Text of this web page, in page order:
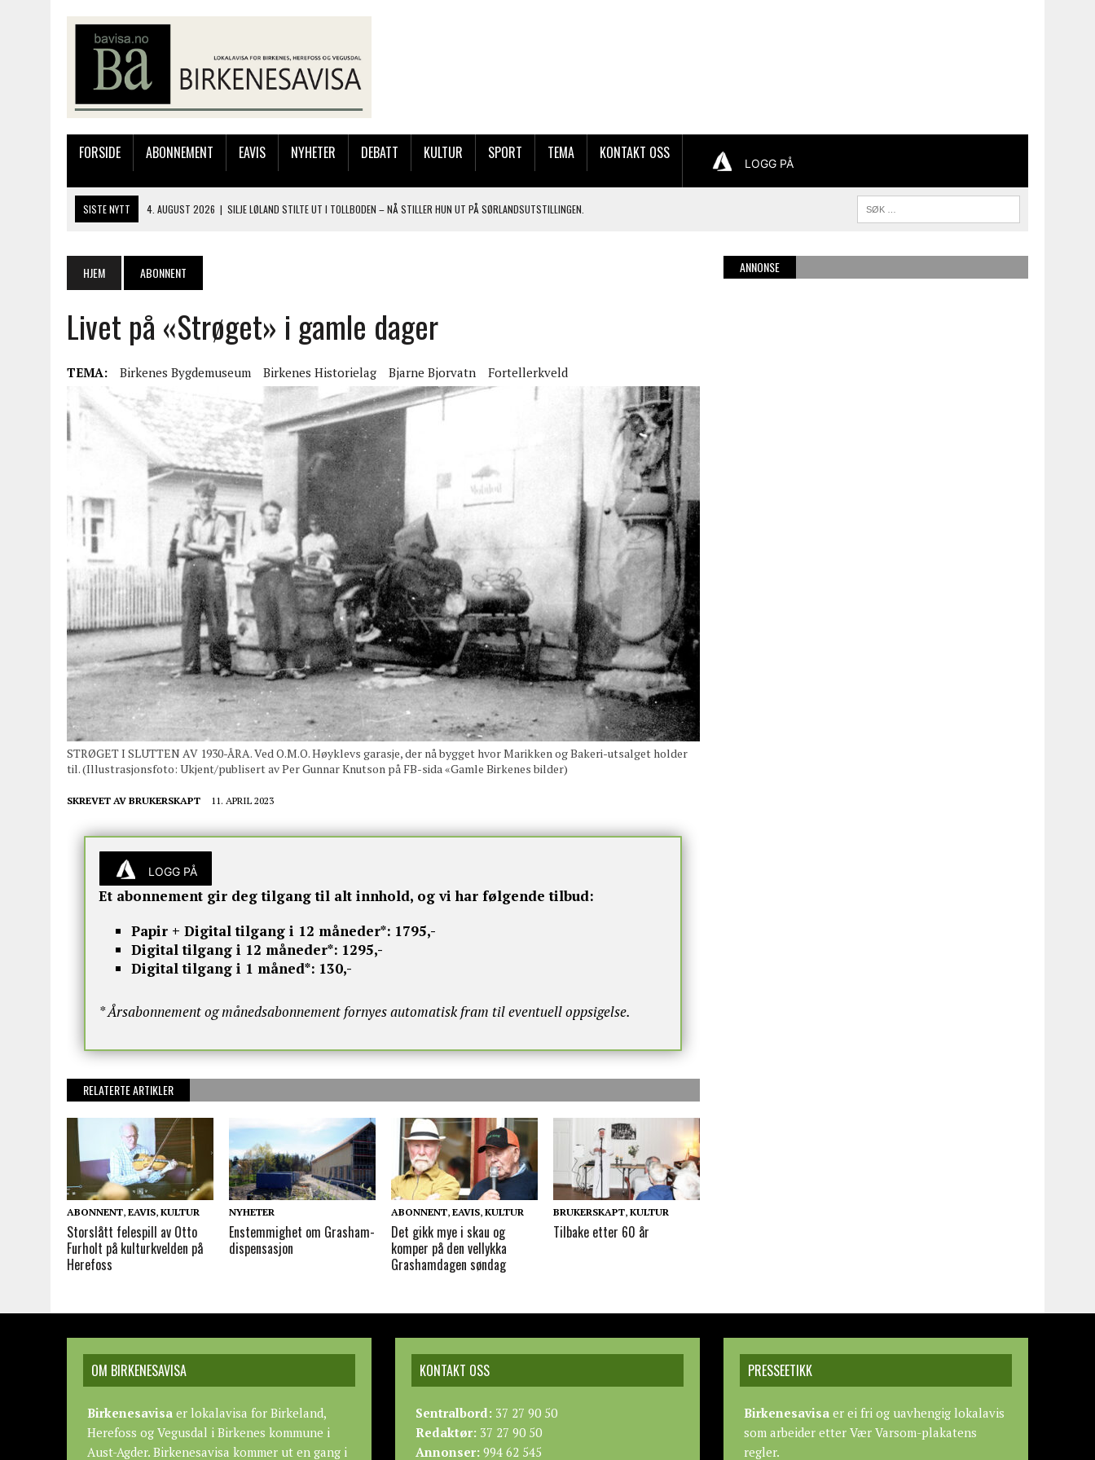
FORSIDE ABONNEMENT EAVIS NYHETER DEBATT KULTUR SPORT TEMA KONTAKT OSS
LOGG PÅ
SISTE NYTT 4. AUGUST 2026 | SILJE LØLAND STILTE UT I TOLLBODEN – NÅ STILLER HUN UT PÅ SØRLANDSUTSTILLINGEN.
3. AUGUST 2026 | 333.000 KRONER TIL SKOLEPROSJEKT I PERU: HAGEBASAREN PÅ RUGSLAND SAMLET HUNDREVIS AV GJESTER
6. AUGUST 2026
BYGGING AV FLATBUNNINGER PÅ MUSEET
HJEM ABONNENT
Livet på «Strøget» i gamle dager
TEMA: Birkenes Bygdemuseum Birkenes Historielag Bjarne Bjorvatn Fortellerkveld
STRØGET I SLUTTEN AV 1930-ÅRA. Ved O.M.O. Høyklevs garasje, der nå bygget hvor Marikken og Bakeri-utsalget holder
til. (Illustrasjonsfoto: Ukjent/publisert av Per Gunnar Knutson på FB-sida «Gamle Birkenes bilder)
SKREVET AV BRUKERSKAPT 11. APRIL 2023
LOGG PÅ
Et abonnement gir deg tilgang til alt innhold, og vi har følgende tilbud:
Papir + Digital tilgang i 12 måneder*: 1795,-
Digital tilgang i 12 måneder*: 1295,-
Digital tilgang i 1 måned*: 130,-
* Årsabonnement og månedsabonnement fornyes automatisk fram til eventuell oppsigelse.
RELATERTE ARTIKLER
ABONNENT, EAVIS, KULTUR
Storslått felespill av Otto
Furholt på kulturkvelden på
Herefoss
NYHETER
Enstemmighet om Grasham-
dispensasjon
ABONNENT,EAVIS,KULTUR
Det gikk mye i skau og
komper på den vellykka
Grashamdagen søndag
BRUKERSKAPT,KULTUR
Tilbake etter 60 år
ANNONSE
OM BIRKENESAVISA
Birkenesavisa er lokalavisa for Birkeland,
Herefoss og Vegusdal i Birkenes kommune i
Aust-Agder. Birkenesavisa kommer ut en gang i
KONTAKT OSS
Sentralbord: 37 27 90 50
Redaktør: 37 27 90 50
Annonser: 994 62 545
PRESSEETIKK
Birkenesavisa er ei fri og uavhengig lokalavis
som arbeider etterVær Varsom-plakatens
regler.